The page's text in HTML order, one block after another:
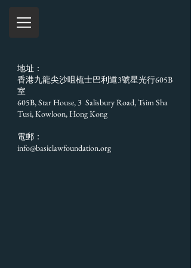
地址：
香港九龍尖沙咀梳士巴利道3號星光行605B
室
605B, Star House, 3 Salisbury Road, Tsim Sha
Tusi, Kowloon, Hong Kong
電郵：
info@basiclawfoundation.org